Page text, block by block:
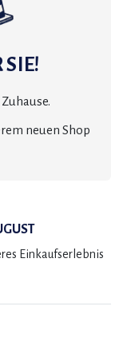
SIE!
neuen Shop
Einkaufserlebnis